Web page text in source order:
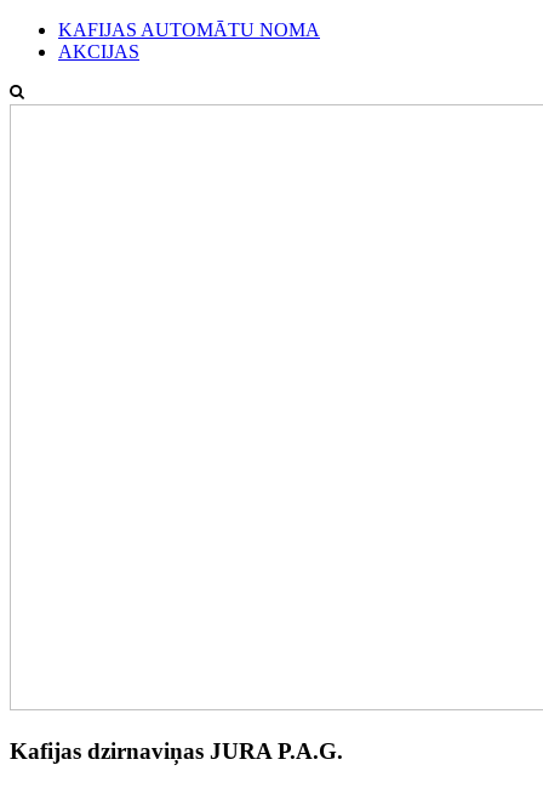
KAFIJAS AUTOMĀTU NOMA
AKCIJAS
Kafijas dzirnaviņas JURA P.A.G.